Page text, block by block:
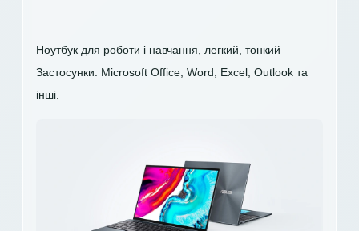
Ноутбук для роботи і навчання, легкий, тонкий
Застосунки: Microsoft Office, Word, Excel, Outlook та
інші.